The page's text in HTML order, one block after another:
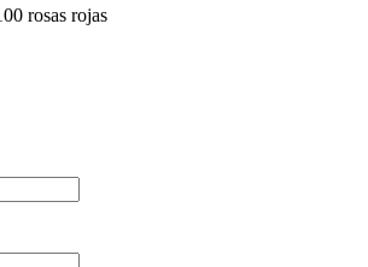
rosas rojas